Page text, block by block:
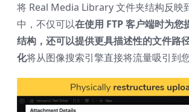
将 Real Media Library 文件夹结构反映
中，不仅可以在使用 FTP 客户端时为您
结构，还可以提供更具描述性的文件路
化将从图像搜索引擎直接将流量吸引到